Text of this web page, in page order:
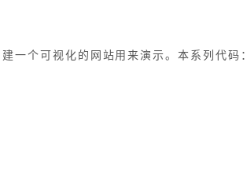
一个可视化的网站用来演示。本系列代码：